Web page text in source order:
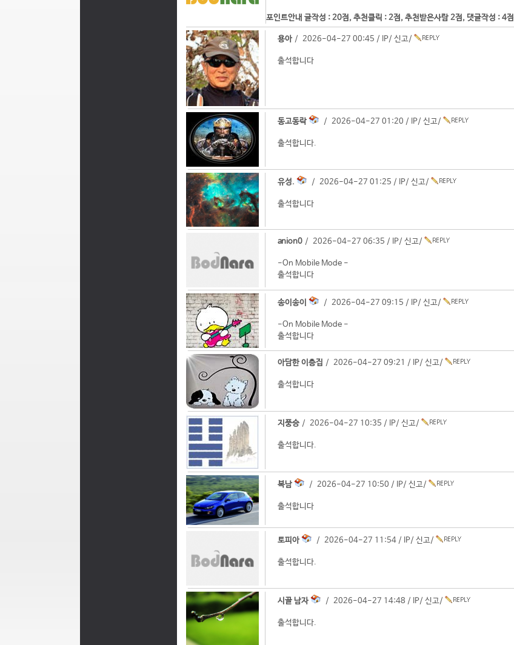
포인트안내 글작성 : 20점, 추천클릭 : 2점, 추천받은사람 2점, 댓글작성 : 4점
용아 / 2026-04-27 00:45 / IP/ 신고/
출석합니다
동고동락 / 2026-04-27 01:20 / IP/ 신고/
출석합니다.
유성. / 2026-04-27 01:25 / IP/ 신고/
출석합니다
anion0 / 2026-04-27 06:35 / IP/ 신고/
-On Mobile Mode -
출석합니다
송이송이 / 2026-04-27 09:15 / IP/ 신고/
-On Mobile Mode -
출석합니다
아담한 이층집 / 2026-04-27 09:21 / IP/ 신고/
출석합니다
지풍승 / 2026-04-27 10:35 / IP/ 신고/
출석합니다.
복남 / 2026-04-27 10:50 / IP/ 신고/
출석합니다
토피아 / 2026-04-27 11:54 / IP/ 신고/
출석합니다.
시골 남자 / 2026-04-27 14:48 / IP/ 신고/
출석합니다.